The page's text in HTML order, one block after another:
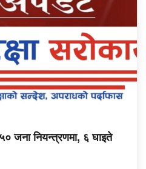
जना नियन्त्रणमा, ६ घाइते